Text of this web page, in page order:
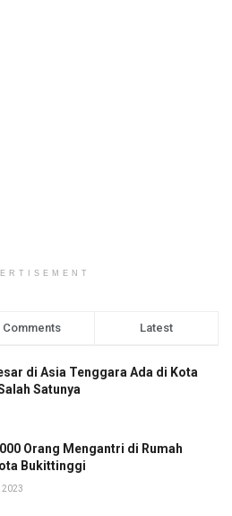
Comments Latest
di Asia Tenggara Ada di Kota
Satunya
Orang Mengantri di Rumah
Bukittinggi
2023